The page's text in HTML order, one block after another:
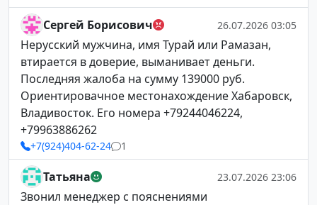
Сергей Борисович 26.07.2026 03:05
Нерусский мужчина, имя Турай или Рамазан,
втирается в доверие, выманивает деньги.
Последняя жалоба на сумму 139000 руб.
Ориентировачное местонахождение Хабаровск,
Владивосток. Его номера +79244046224,
+79963886262
+7(924)404-62-24 1
Татьяна 23.07.2026 23:06
Звонил менеджер с пояснениями